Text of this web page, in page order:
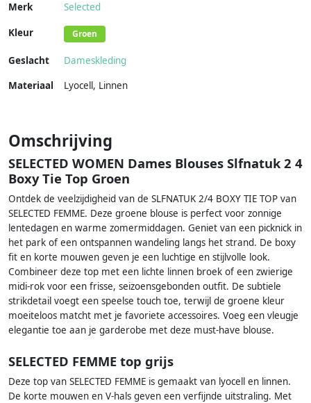
Merk Selected
Kleur Groen
Geslacht
Dameskleding
Materiaal
Lyocell , Linnen
Omschrijving
SELECTED WOMEN Dames Blouses Slfnatuk 2 4
Boxy Tie Top Groen
Ontdek de veelzijdigheid van de SLFNATUK 2/4 BOXY TIE TOP van
SELECTED FEMME. Deze groene blouse is perfect voor zonnige
lentedagen en warme zomermiddagen. Geniet van een picknick in
het park of een ontspannen wandeling langs het strand. De boxy
fit en korte mouwen geven je een luchtige en stijlvolle look.
Combineer deze top met een lichte linnen broek of een zwierige
midi-rok voor een frisse, seizoensgebonden outfit. De subtiele
strikdetail voegt een speelse touch toe, terwijl de groene kleur
moeiteloos matcht met je favoriete accessoires. Voeg een vleugje
elegantie toe aan je garderobe met deze must-have blouse.
SELECTED FEMME top grijs
Deze top van SELECTED FEMME is gemaakt van lyocell en linnen.
De korte mouwen en V-hals geven een verfijnde uitstraling. Met